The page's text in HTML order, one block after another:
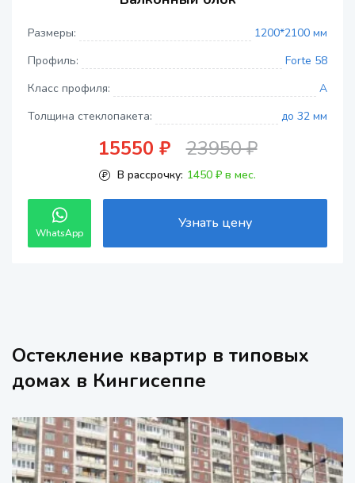
Размеры:
1200*2100 мм
Профиль:
Forte 58
Класс профиля:
A
Толщина стеклопакета:
до 32 мм
15550 ₽ 23950 ₽
В рассрочку: 1450 ₽ в мес.
WhatsApp
Узнать цену
Остекление квартир в типовых
домах в Кингисеппе